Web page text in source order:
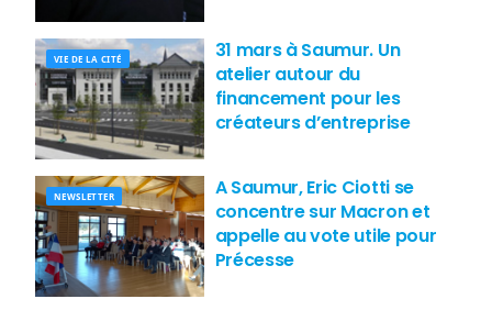
VIE DE LA CITÉ
31 mars à Saumur. Un
atelier autour du
financement pour les
créateurs d’entreprise
NEWSLETTER
A Saumur, Eric Ciotti se
concentre sur Macron et
appelle au vote utile pour
Précesse